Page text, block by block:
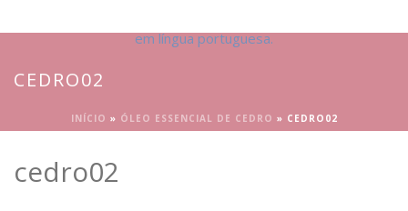
CEDRO02
INÍCIO » ÓLEO ESSENCIAL DE CEDRO » CEDRO02
cedro02